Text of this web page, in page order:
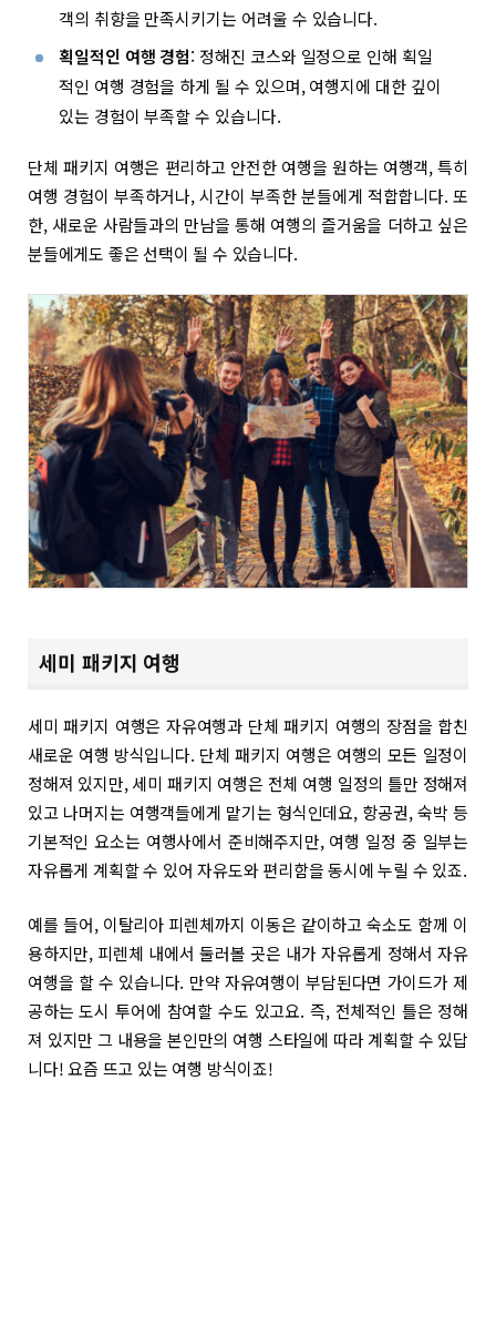
객의 취향을 만족시키기는 어려울 수 있습니다.
획일적인 여행 경험: 정해진 코스와 일정으로 인해 획일
적인 여행 경험을 하게 될 수 있으며, 여행지에 대한 깊이
있는 경험이 부족할 수 있습니다.
단체 패키지 여행은 편리하고 안전한 여행을 원하는 여행객, 특히
여행 경험이 부족하거나, 시간이 부족한 분들에게 적합합니다. 또
한, 새로운 사람들과의 만남을 통해 여행의 즐거움을 더하고 싶은
분들에게도 좋은 선택이 될 수 있습니다.
세미 패키지 여행
세미 패키지 여행은 자유여행과 단체 패키지 여행의 장점을 합친
새로운 여행 방식입니다. 단체 패키지 여행은 여행의 모든 일정이
정해져 있지만, 세미 패키지 여행은 전체 여행 일정의 틀만 정해져
있고 나머지는 여행객들에게 맡기는 형식인데요, 항공권, 숙박 등
기본적인 요소는 여행사에서 준비해주지만, 여행 일정 중 일부는
자유롭게 계획할 수 있어 자유도와 편리함을 동시에 누릴 수 있죠.
예를 들어, 이탈리아 피렌체까지 이동은 같이하고 숙소도 함께 이
용하지만, 피렌체 내에서 둘러볼 곳은 내가 자유롭게 정해서 자유
여행을 할 수 있습니다. 만약 자유여행이 부담된다면 가이드가 제
공하는 도시 투어에 참여할 수도 있고요. 즉, 전체적인 틀은 정해
져 있지만 그 내용을 본인만의 여행 스타일에 따라 계획할 수 있답
니다! 요즘 뜨고 있는 여행 방식이죠!